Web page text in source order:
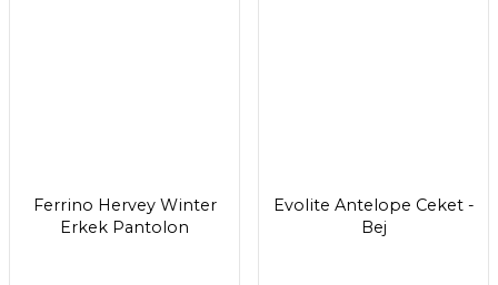
Ferrino Hervey Winter
Erkek Pantolon
Evolite Antelope Ceket -
Bej